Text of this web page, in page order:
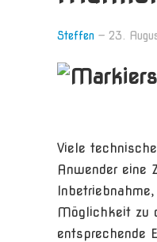
Steffen — 23.
Viele
Anwender eine
Möglichkeit zu
entsprechende